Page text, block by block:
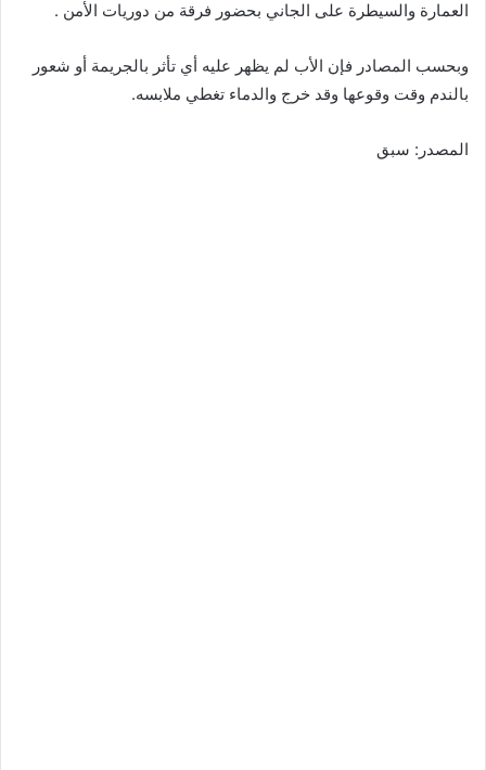
العمارة والسيطرة على الجاني بحضور فرقة من دوريات الأمن .
وبحسب المصادر فإن الأب لم يظهر عليه أي تأثر بالجريمة أو شعور
بالندم وقت وقوعها وقد خرج والدماء تغطي ملابسه.
المصدر: سبق